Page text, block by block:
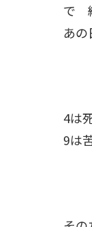
で
あ
4は
9は